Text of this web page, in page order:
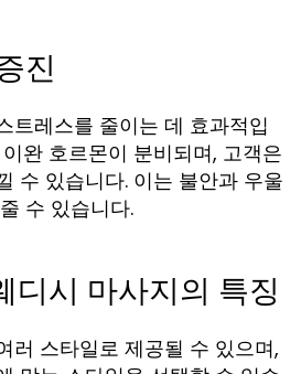
진
트레스를 줄이는 데 효과적입
완 호르몬이 분비되며, 고객은
수 있습니다. 이는 불안과 우울
수 있습니다.
디시 마사지의 특징
러 스타일로 제공될 수 있으며,